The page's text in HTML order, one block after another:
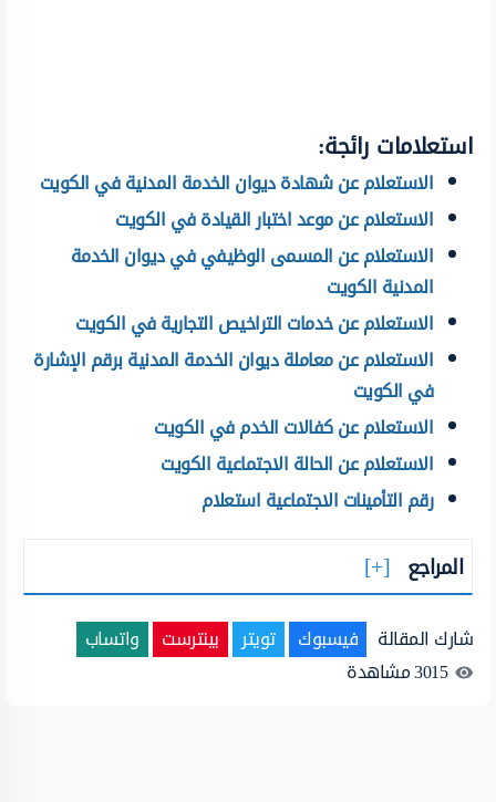
استعلامات رائجة:
الاستعلام عن شهادة ديوان الخدمة المدنية في الكويت
الاستعلام عن موعد اختبار القيادة في الكويت
الاستعلام عن المسمى الوظيفي في ديوان الخدمة
المدنية الكويت
الاستعلام عن خدمات التراخيص التجارية في الكويت
الاستعلام عن معاملة ديوان الخدمة المدنية برقم الإشارة
في الكويت
الاستعلام عن كفالات الخدم في الكويت
الاستعلام عن الحالة الاجتماعية الكويت
رقم التأمينات الاجتماعية استعلام
المراجع
شارك المقالة فيسبوك تويتر بينترست
واتساب
3015مشاهدة